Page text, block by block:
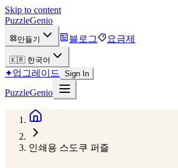
Skip to content
PuzzleGenio
만들기 블로그 요금제
🇰🇷 한국어
✦업그레이드 Sign In
PuzzleGenio
인쇄용 스도쿠 퍼즐